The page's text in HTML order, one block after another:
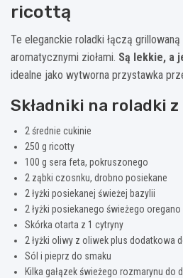
ricottą
Te eleganckie roladki łączą
aromatycznymi ziołami. Są lekkie, a
idealne jako wytworna przystawka
Składniki na roladki
2 średnie cukinie
250 g ricotty
100 g sera feta, pokruszonego
2 ząbki czosnku, drobno posiekane
2 łyżki posiekanej świeżej bazylii
2 łyżki posiekanego świeżego oregano
Skórka otarta z 1 cytryny
2 łyżki oliwy z oliwek plus dodatkowa
Sól i pieprz do smaku
Kilka gałązek świeżego rozmarynu do